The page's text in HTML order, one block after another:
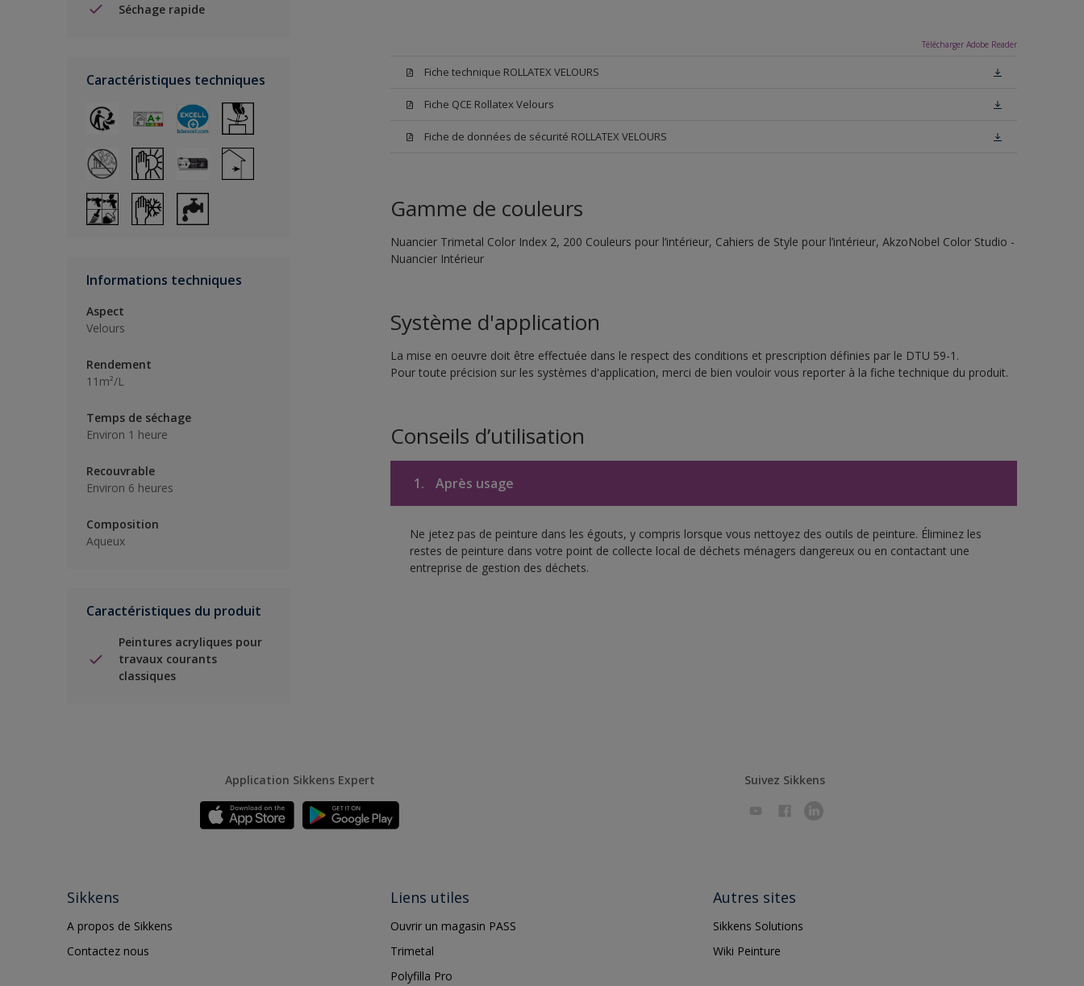
Séchage rapide
Caractéristiques techniques
Informations techniques
Aspect
Velours
Rendement
11m²/L
Temps de séchage
Environ 1 heure
Recouvrable
Environ 6 heures
Composition
Aqueux
Caractéristiques du produit
Peintures acryliques pour
travaux courants
classiques
Télécharger Adobe Reader
Fiche technique ROLLATEX VELOURS
Fiche QCE Rollatex Velours
Fiche de données de sécurité ROLLATEX VELOURS
Gamme de couleurs
Nuancier Trimetal Color Index 2, 200 Couleurs pour l’intérieur, Cahiers de Style pour l’intérieur, AkzoNobel Color Studio -
Nuancier Intérieur
Système d'application
La mise en oeuvre doit être effectuée dans le respect des conditions et prescription définies par le DTU 59-1.
Pour toute précision sur les systèmes d'application, merci de bien vouloir vous reporter à la fiche technique du produit.
Conseils d’utilisation
1. Après usage
Ne jetez pas de peinture dans les égouts, y compris lorsque vous nettoyez des outils de peinture. Éliminez les
restes de peinture dans votre point de collecte local de déchets ménagers dangereux ou en contactant une
entreprise de gestion des déchets.
Application Sikkens Expert Suivez Sikkens
Sikkens
A propos de Sikkens
Contactez nous
Liens utiles
Ouvrir un magasin PASS
Trimetal
Polyfilla Pro
Autres sites
Sikkens Solutions
Wiki Peinture